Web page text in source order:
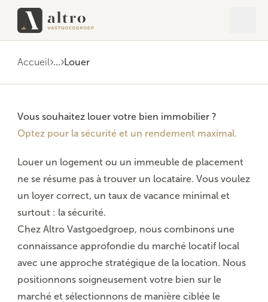
Accueil ... Louer
Vous souhaitez louer votre bien immobilier ?
Optez pour la sécurité et un rendement maximal.
Louer un logement ou un immeuble de placement
ne se résume pas à trouver un locataire. Vous voulez
un loyer correct, un taux de vacance minimal et
surtout : la sécurité.
Chez Altro Vastgoedgroep, nous combinons une
connaissance approfondie du marché locatif local
avec une approche stratégique de la location. Nous
positionnons soigneusement votre bien sur le
marché et sélectionnons de manière ciblée le